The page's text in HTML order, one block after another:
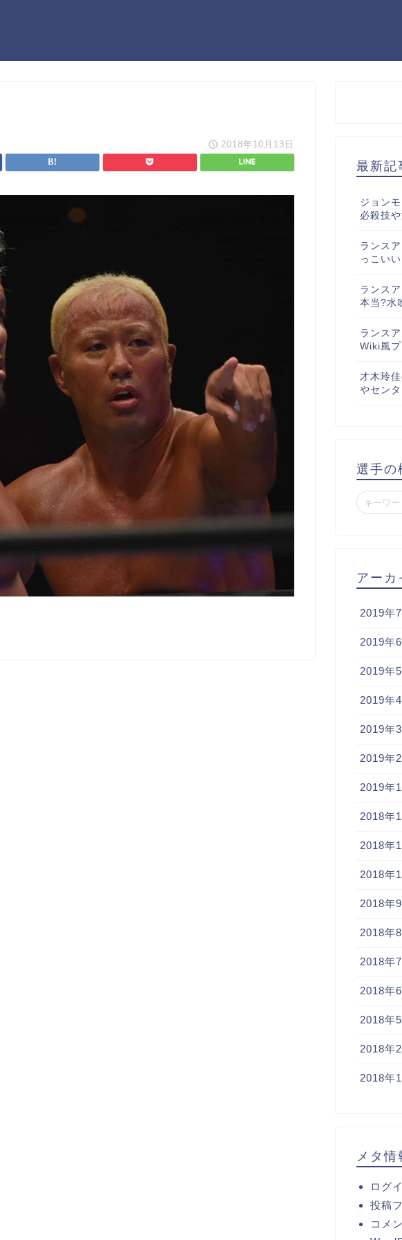
2018年10月13日
最新記
ジョン
必殺技
ランス
っこい
ランス
本当?水
ランス
Wiki風
才木玲
やセン
選手の
アーカ
2019年7
2019年6
2019年5
2019年4
2019年3
2019年2
2019年1
2018年
2018年
2018年
2018年9
2018年8
2018年7
2018年6
2018年5
2018年2
2018年1
メタ情
ログ
投稿
コメ